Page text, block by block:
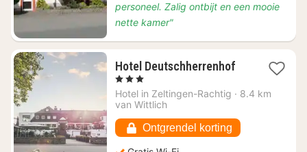
personeel. Zalig ontbijt en een mooie
nette kamer"
Hotel Deutschherrenhof1
vanaf
, 3 Sterren
Hotel in Zeltingen-Rachtig · 8.4 km
van Wittlich
Ontgrendel korting